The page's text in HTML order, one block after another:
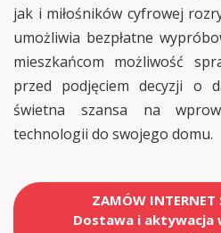
jak i miłośników cyfrowej
umożliwia bezpłatne
mieszkańcom możliwość
przed podjęciem decyzji o
świetna szansa na
technologii do swojego domu.
ZAMÓW
Dostawa i aktywacja